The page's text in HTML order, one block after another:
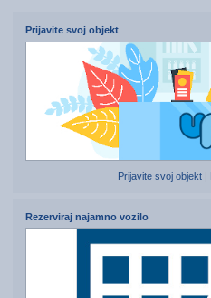
Prijavite svoj objekt
Prijavite svoj objekt
Rezerviraj najamno vozilo